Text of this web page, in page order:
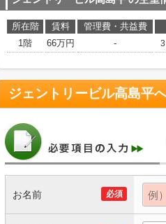
所在階 賃料 管理費・共益費
1階
66万円 -
ジェントリービル高島平
必須
お名前